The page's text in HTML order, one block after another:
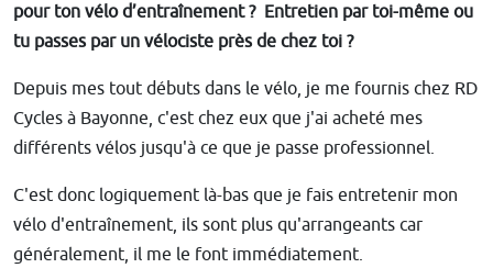
pour ton vélo d’entraînement ? Entretien par toi-même ou
tu passes par un vélociste près de chez toi ?
Depuis mes tout débuts dans le vélo, je me fournis chez RD
Cycles à Bayonne, c'est chez eux que j'ai acheté mes
différents vélos jusqu'à ce que je passe professionnel.
C'est donc logiquement là-bas que je fais entretenir mon
vélo d'entraînement, ils sont plus qu'arrangeants car
généralement, il me le font immédiatement.